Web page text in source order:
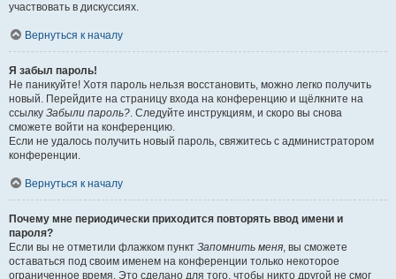
участвовать в дискуссиях.
Вернуться к началу
Я забыл пароль!
Не паникуйте! Хотя пароль нельзя восстановить, можно легко получить
новый. Перейдите на страницу входа на конференцию и щёлкните на
ссылку Забыли пароль?. Следуйте инструкциям, и скоро вы снова
сможете войти на конференцию.
Если не удалось получить новый пароль, свяжитесь с администратором
конференции.
Вернуться к началу
Почему мне периодически приходится повторять ввод имени и
пароля?
Если вы не отметили флажком пункт Запомнить меня, вы сможете
оставаться под своим именем на конференции только некоторое
ограниченное время. Это сделано для того, чтобы никто другой не смог